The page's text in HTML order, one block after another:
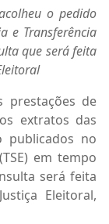
o pedido
e Transferência
que será feita
prestações de
extratos das
publicados no
em tempo
será feita
Eleitoral,